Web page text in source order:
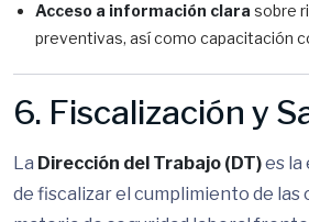
Acceso a información clara sobre
preventivas, así como capacitación
6. Fiscalización y
La Dirección del Trabajo (DT)es la
de fiscalizar el cumplimiento de las